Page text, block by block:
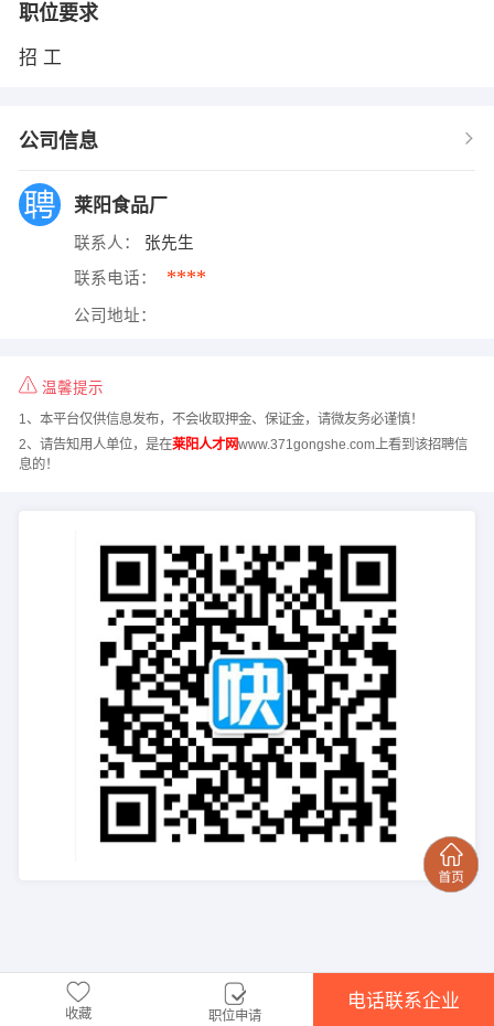
职位要求
招 工
公司信息
莱阳食品厂
联系人： 张先生
联系电话： ****
公司地址：
温馨提示
1、本平台仅供信息发布，不会收取押金、保证金，请微友务必谨慎！
2、请告知用人单位，是在莱阳人才网www.371gongshe.com上看到该招聘信
息的！
收藏 职位申请
电话联系企业